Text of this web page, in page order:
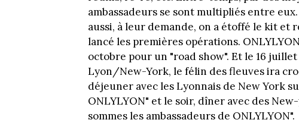
ambassadeurs se sont multipliés entre
aussi, à leur demande, on a étoffé le kit et
lancé les premières opérations.
octobre pour un "road show". Et le 16
Lyon/New-York, le félin des fleuves ira
déjeuner avec les Lyonnais de New York
ONLYLYON" et le soir, dîner avec des
sommes les ambassadeurs de ONLYLYON".